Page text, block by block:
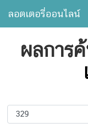
ลอตเตอรี่ออนไลน์
ผลการ